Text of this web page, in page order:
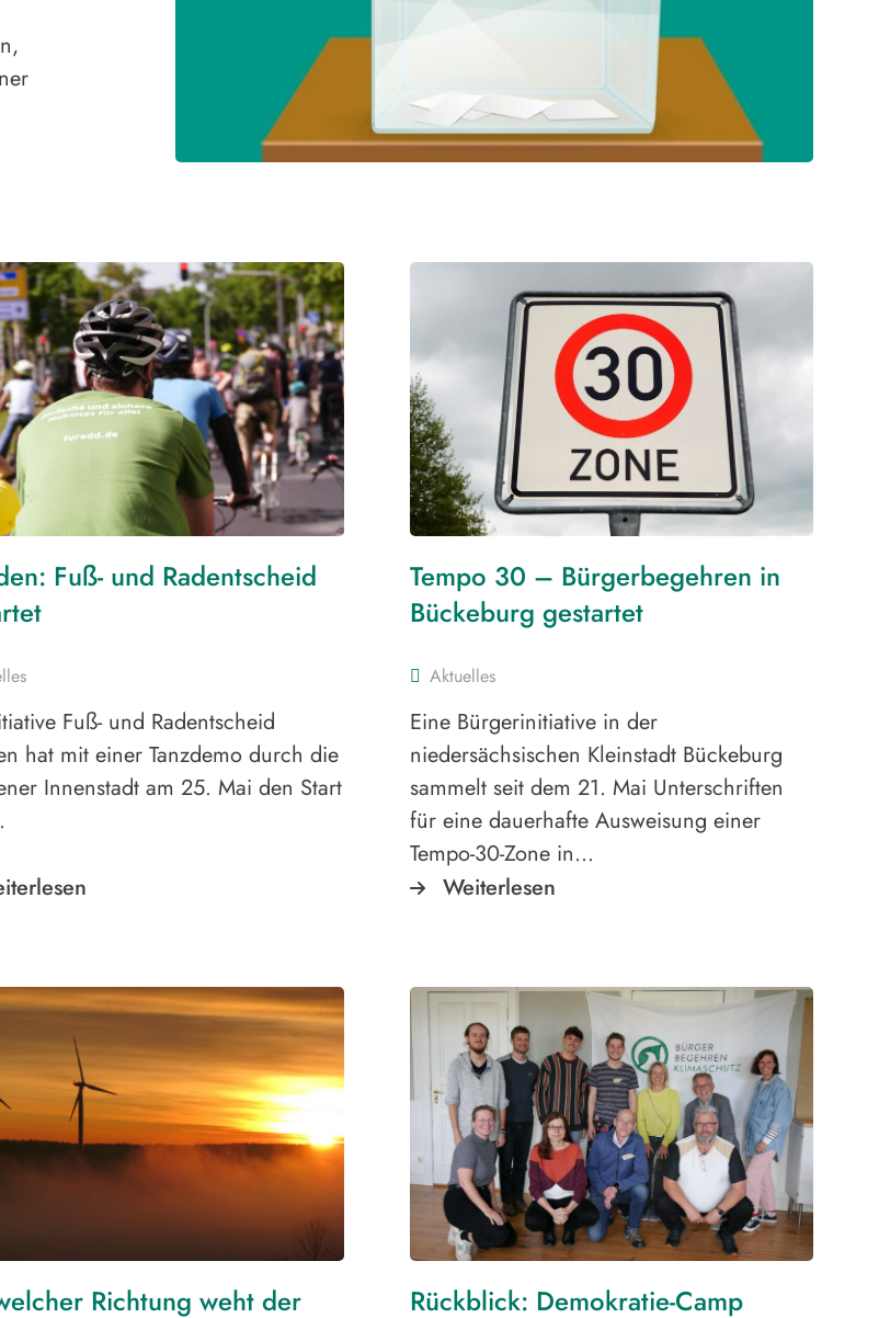
Fuß- und Radentscheid
Fuß- und Radentscheid
hat mit einer Tanzdemo durch die
Innenstadt am 25. Mai den Start
Tempo 30 – Bürgerbegehren in
Bückeburg gestartet
Aktuelles
Eine Bürgerinitiative in der
niedersächsischen Kleinstadt Bückeburg
sammelt seit dem 21. Mai Unterschriften
für eine dauerhafte Ausweisung einer
Tempo-30-Zone in…
Weiterlesen
Richtung weht der
Rückblick: Demokratie-Camp